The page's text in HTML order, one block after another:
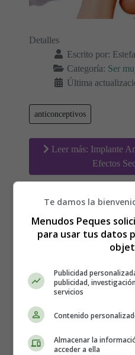
Detalles
Escrito por:
Categoría: Ser
Última
anticonceptivos
Leer más: Implante
Efectos
¿Cómo
de Pareja? 💔
Te damos la
Menudos Peques
para usar tus datos
Publicidad
publicidad,
servicios
Contenido
Almacenar la
acceder a ella